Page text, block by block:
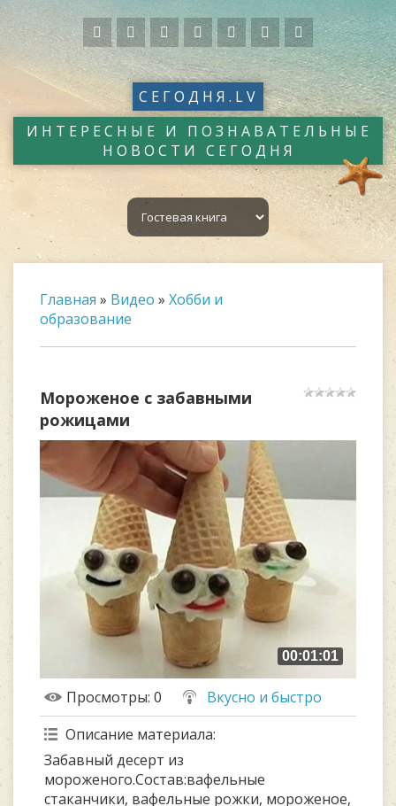
СЕГОДНЯ.LV
ИНТЕРЕСНЫЕ И ПОЗНАВАТЕЛЬНЫЕ
НОВОСТИ СЕГОДНЯ
Главная » Видео » Хобби и
образование
Мороженое с забавными
рожицами
00:01:01
Просмотры: 0
Вкусно и быстро
Описание материала:
Забавный десерт из
мороженого.Состав:вафельные
стаканчики, вафельные рожки, мороженое,